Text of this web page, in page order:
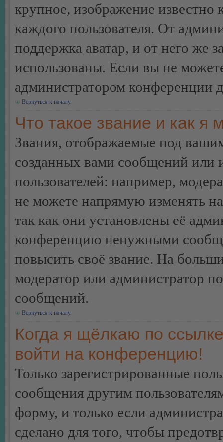
крупное, изображение известно
каждого пользователя. От
поддержка аватар, и от него же
использованы. Если вы не
администратором конференции
Вернуться к началу
Что такое звание и как я
Звания, отображаемые под
созданных вами сообщений
пользователей: например,
не можете напрямую изменять
так как они установлены её
конференцию ненужными
повысить своё звание. На
модератор или администратор
сообщений.
Вернуться к началу
Когда я щёлкаю по
войти на конференцию!
Только зарегистрированные
сообщения другим
форму, и только если
сделано для того, чтобы